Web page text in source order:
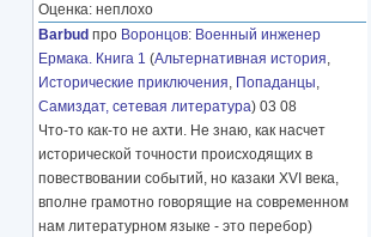
Оценка: неплохо
Barbud про Воронцов: Военный инженер
Ермака. Книга 1 (Альтернативная история,
Исторические приключения, Попаданцы,
Самиздат, сетевая литература) 03 08
Что-то как-то не ахти. Не знаю, как насчет
исторической точности происходящих в
повествовании событий, но казаки XVI века,
вполне грамотно говорящие на современном
нам литературном языке - это перебор)